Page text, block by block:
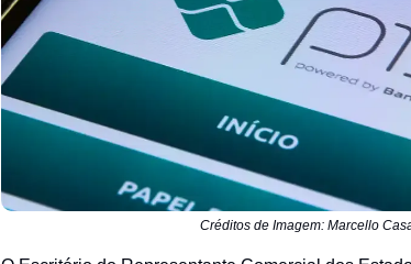
Créditos de Imagem: Marcello